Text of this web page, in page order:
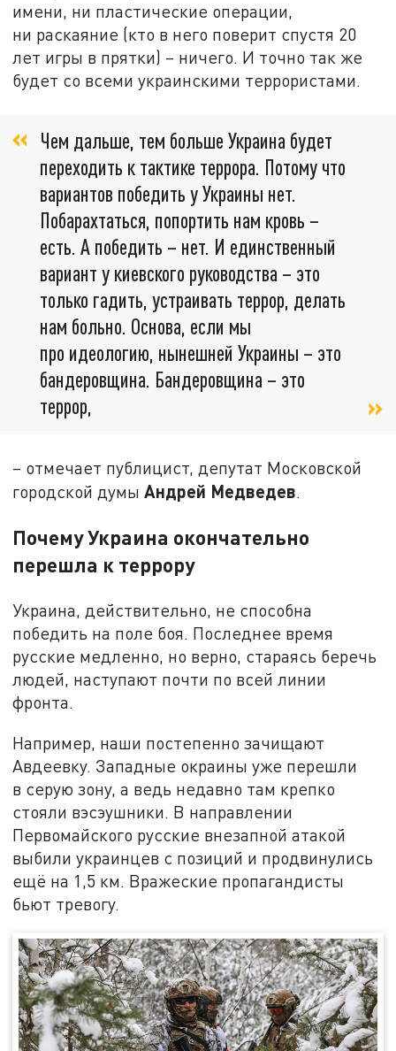
имени, ни пластические операции,
ни раскаяние (кто в него поверит спустя 20
лет игры в прятки) – ничего. И точно так же
будет со всеми украинскими террористами.
Чем дальше, тем больше Украина будет
переходить к тактике террора. Потому что
вариантов победить у Украины нет.
Побарахтаться, попортить нам кровь –
есть. А победить – нет. И единственный
вариант у киевского руководства – это
только гадить, устраивать террор, делать
нам больно. Основа, если мы
про идеологию, нынешней Украины – это
бандеровщина. Бандеровщина – это
террор,
– отмечает публицист, депутат Московской
городской думыАндрей Медведев.
Почему Украина окончательно
перешла к террору
Украина, действительно, не способна
победить на поле боя. Последнее время
русские медленно, но верно, стараясь беречь
людей, наступают почти по всей линии
фронта.
Например, наши постепенно зачищают
Авдеевку. Западные окраины уже перешли
в серую зону, а ведь недавно там крепко
стояли вэсэушники. В направлении
Первомайского русские внезапной атакой
выбили украинцев с позиций и продвинулись
ещё на 1,5 км. Вражеские пропагандисты
бьют тревогу.